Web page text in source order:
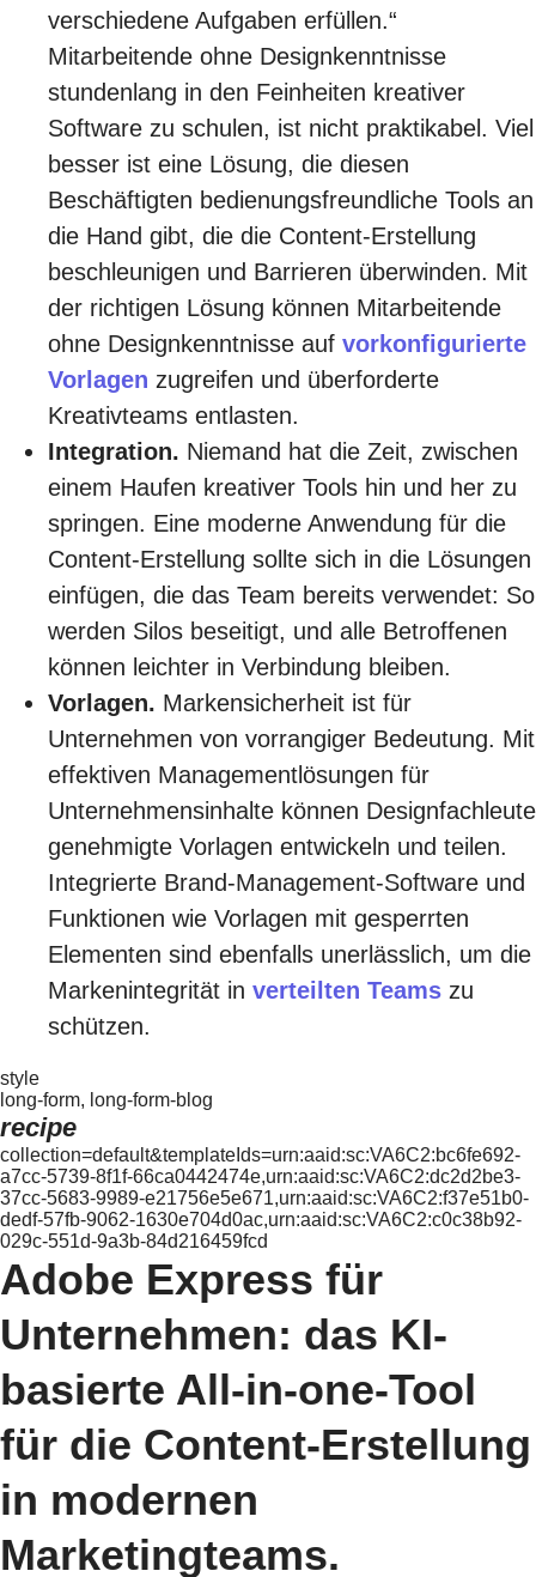
verschiedene Aufgaben erfüllen.“
Mitarbeitende ohne Designkenntnisse
stundenlang in den Feinheiten kreativer
Software zu schulen, ist nicht praktikabel. Viel
besser ist eine Lösung, die diesen
Beschäftigten bedienungsfreundliche Tools an
die Hand gibt, die die Content-Erstellung
beschleunigen und Barrieren überwinden. Mit
der richtigen Lösung können Mitarbeitende
ohne Designkenntnisse auf vorkonfigurierte
Vorlagen zugreifen und überforderte
Kreativteams entlasten.
Integration. Niemand hat die Zeit, zwischen
einem Haufen kreativer Tools hin und her zu
springen. Eine moderne Anwendung für die
Content-Erstellung sollte sich in die Lösungen
einfügen, die das Team bereits verwendet: So
werden Silos beseitigt, und alle Betroffenen
können leichter in Verbindung bleiben.
Vorlagen. Markensicherheit ist für
Unternehmen von vorrangiger Bedeutung. Mit
effektiven Managementlösungen für
Unternehmensinhalte können Designfachleute
genehmigte Vorlagen entwickeln und teilen.
Integrierte Brand-Management-Software und
Funktionen wie Vorlagen mit gesperrten
Elementen sind ebenfalls unerlässlich, um die
Markenintegrität in verteilten Teams zu
schützen.
style
long-form, long-form-blog
recipe
collection=default&templateIds=urn:aaid:sc:VA6C2:bc6fe692-
a7cc-5739-8f1f-66ca0442474e,urn:aaid:sc:VA6C2:dc2d2be3-
37cc-5683-9989-e21756e5e671,urn:aaid:sc:VA6C2:f37e51b0-
dedf-57fb-9062-1630e704d0ac,urn:aaid:sc:VA6C2:c0c38b92-
029c-551d-9a3b-84d216459fcd
Adobe Express für
Unternehmen: das KI-
basierte All-in-one-Tool
für die Content-Erstellung
in modernen
Marketingteams.